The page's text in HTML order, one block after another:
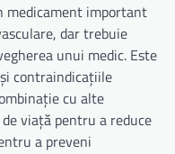
medicament important
dar trebuie
unui medic. Este
contraindicațiile
cu alte
viață pentru a reduce
a preveni